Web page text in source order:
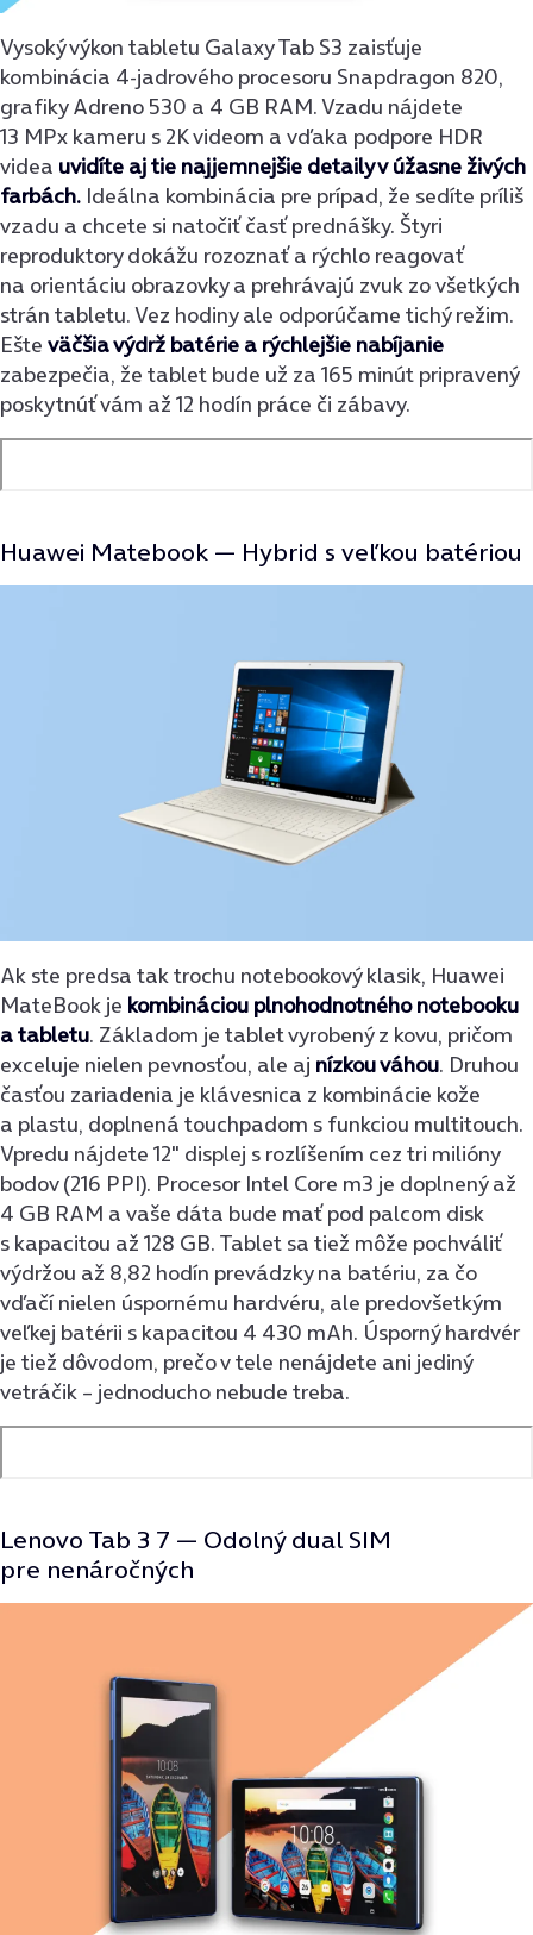
Vysoký výkon tabletu Galaxy Tab S3 zaisťuje
kombinácia 4-jadrového procesoru Snapdragon 820,
grafiky Adreno 530 a 4 GB RAM. Vzadu nájdete
13 MPx kameru s 2K videom a vďaka podpore HDR
videa uvidíte aj tie najjemnejšie detaily v úžasne živých
farbách. Ideálna kombinácia pre prípad, že sedíte príliš
vzadu a chcete si natočiť časť prednášky. Štyri
reproduktory dokážu rozoznať a rýchlo reagovať
na orientáciu obrazovky a prehrávajú zvuk zo všetkých
strán tabletu. Vez hodiny ale odporúčame tichý režim.
Ešte väčšia výdrž batérie a rýchlejšie nabíjanie
zabezpečia, že tablet bude už za 165 minút pripravený
poskytnúť vám až 12 hodín práce či zábavy.
Huawei Matebook — Hybrid s veľkou batériou
Ak ste predsa tak trochu notebookový klasik, Huawei
MateBook je kombináciou plnohodnotného notebooku
a tabletu. Základom je tablet vyrobený z kovu, pričom
exceluje nielen pevnosťou, ale aj nízkou váhou. Druhou
časťou zariadenia je klávesnica z kombinácie kože
a plastu, doplnená touchpadom s funkciou multitouch.
Vpredu nájdete 12″ displej s rozlíšením cez tri milióny
bodov (216 PPI). Procesor Intel Core m3 je doplnený až
4 GB RAM a vaše dáta bude mať pod palcom disk
s kapacitou až 128 GB. Tablet sa tiež môže pochváliť
výdržou až 8,82 hodín prevádzky na batériu, za čo
vďačí nielen úspornému hardvéru, ale predovšetkým
veľkej batérii s kapacitou 4 430 mAh. Úsporný hardvér
je tiež dôvodom, prečo v tele nenájdete ani jediný
vetráčik – jednoducho nebude treba.
Lenovo Tab 3 7 — Odolný dual SIM
pre nenáročných